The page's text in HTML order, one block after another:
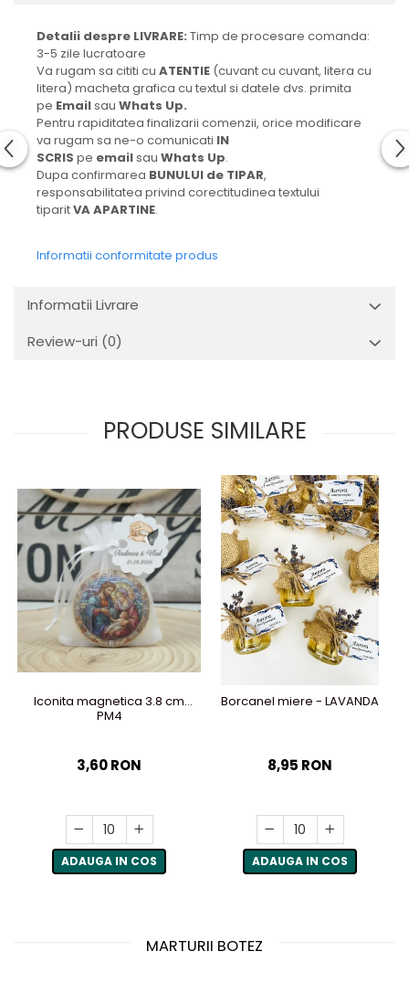
Detalii despre LIVRARE: Timp de procesare comanda:
3-5 zile lucratoare
Va rugam sa cititi cu ATENTIE (cuvant cu cuvant, litera cu
litera) macheta grafica cu textul si datele dvs. primita
pe Emailsau Whats Up.
Pentru rapiditatea finalizarii comenzii, orice modificare
va rugam sa ne-o comunicati IN
SCRIS pe emailsau Whats Up.
Dupa confirmarea BUNULUI de TIPAR,
responsabilitatea privind corectitudinea textului
tiparitVA APARTINE.
Informatii conformitate produs
Informatii Livrare
Review-uri (0)
PRODUSE SIMILARE
Iconita magnetica 3.8 cm
PM4
3,60 RON
ADAUGA IN COS
Borcanel miere - LAVANDA
8,95 RON
ADAUGA IN COS
MARTURII BOTEZ